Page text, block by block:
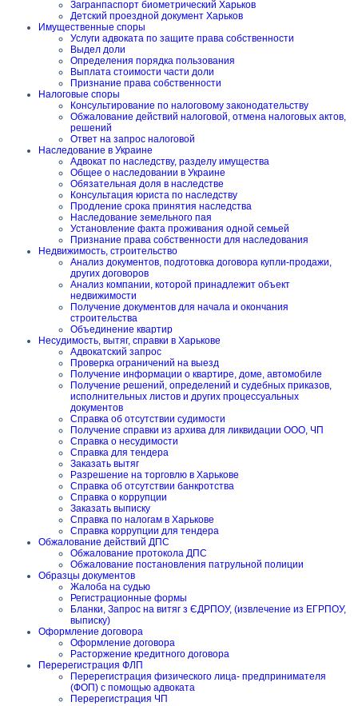
Загранпаспорт биометрический Харьков
Детский проездной документ Харьков
Имущественные споры
Услуги адвоката по защите права собственности
Выдел доли
Определения порядка пользования
Выплата стоимости части доли
Признание права собственности
Налоговые споры
Консультирование по налоговому законодательству
Обжалование действий налоговой, отмена налоговых актов,
решений
Ответ на запрос налоговой
Наследование в Украине
Адвокат по наследству, разделу имущества
Общее о наследовании в Украине
Обязательная доля в наследстве
Консультация юриста по наследству
Продление срока принятия наследства
Наследование земельного пая
Установление факта проживания одной семьей
Признание права собственности для наследования
Недвижимость, строительство
Анализ документов, подготовка договора купли-продажи,
других договоров
Анализ компании, которой принадлежит объект
недвижимости
Получение документов для начала и окончания
строительства
Объединение квартир
Несудимость, вытяг, справки в Харькове
Адвокатский запрос
Проверка ограничений на выезд
Получение информации о квартире, доме, автомобиле
Получение решений, определений и судебных приказов,
исполнительных листов и других процессуальных
документов
Справка об отсутствии судимости
Получение справки из архива для ликвидации ООО, ЧП
Справка о несудимости
Справка для тендера
Заказать вытяг
Разрешение на торговлю в Харькове
Справка об отсутствии банкротства
Справка о коррупции
Заказать выписку
Справка по налогам в Харькове
Справка коррупции для тендера
Обжалование действий ДПС
Обжалование протокола ДПС
Обжалование постановления патрульной полиции
Образцы документов
Жалоба на судью
Регистрационные формы
Бланки, Запрос на витяг з ЄДРПОУ, (извлечение из ЕГРПОУ,
выписку)
Оформление договора
Оформление договора
Расторжение кредитного договора
Перерегистрация ФЛП
Перерегистрация физического лица- предпринимателя
(ФОП) с помощью адвоката
Перерегистрация ЧП